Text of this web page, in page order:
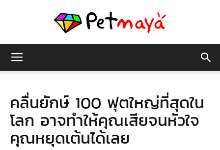
มายา
คลื่นยักษ์ 100 ฟุตใหญ่ที่สุดใน
โลก อาจทำให้คุณเสียจนหัวใจ
คุณหยุดเต้นได้เลย